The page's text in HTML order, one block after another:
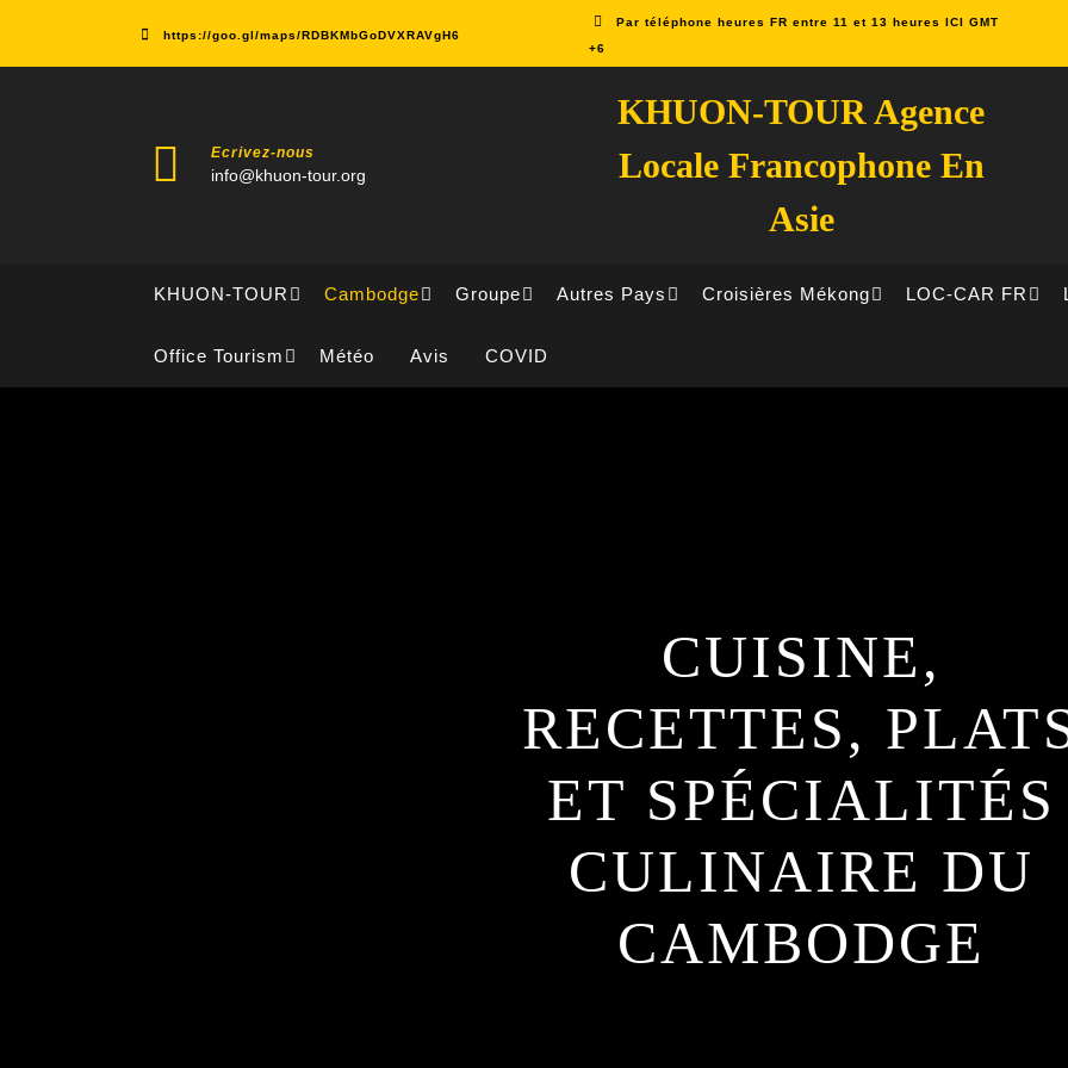
content
https://goo.gl/maps/RDBKMbGoDVXRAVgH6
Par téléphone heures FR entre 11 et 13 heures ICI GMT
+6
Ecrivez-nous
info@khuon-tour.org
KHUON-TOUR Agence
Locale Francophone En
Asie
KHUON-TOUR Cambodge Groupe Autres Pays Croisières Mékong LOC-CAR FR
Office Tourism Météo Avis COVID
CUISINE,
RECETTES,
ET SPÉCIALITÉS
CULINAIRE DU
CAMBODGE